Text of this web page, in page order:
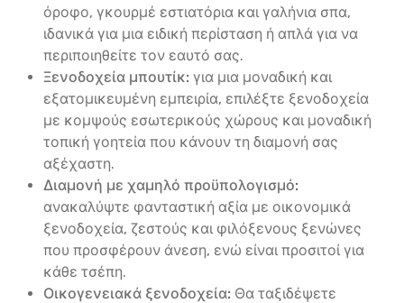
όροφο, γκουρμέ εστιατόρια και γαλήνια σπα,
ιδανικά για μια ειδική περίσταση ή απλά για να
περιποιηθείτε τον εαυτό σας.
Ξενοδοχεία μπουτίκ: για μια μοναδική και
εξατομικευμένη εμπειρία, επιλέξτε ξενοδοχεία
με κομψούς εσωτερικούς χώρους και μοναδική
τοπική γοητεία που κάνουν τη διαμονή σας
αξέχαστη.
Διαμονή με χαμηλό προϋπολογισμό:
ανακαλύψτε φανταστική αξία με οικονομικά
ξενοδοχεία, ζεστούς και φιλόξενους ξενώνες
που προσφέρουν άνεση, ενώ είναι προσιτοί για
κάθε τσέπη.
Οικογενειακά ξενοδοχεία: Θα ταξιδέψετε